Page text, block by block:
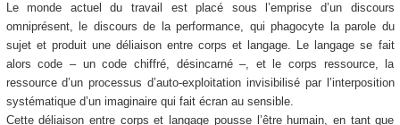
Le monde actuel du travail est placé sous l’emprise d’un discours
omniprésent, le discours de la performance, qui phagocyte la parole du
sujet et produit une déliaison entre corps et langage. Le langage se fait
alors code – un code chiffré, désincarné –, et le corps ressource, la
ressource d’un processus d’auto-exploitation invisibilisé par l’interposition
systématique d’un imaginaire qui fait écran au sensible.
Cette déliaison entre corps et langage pousse l’être humain, en tant que